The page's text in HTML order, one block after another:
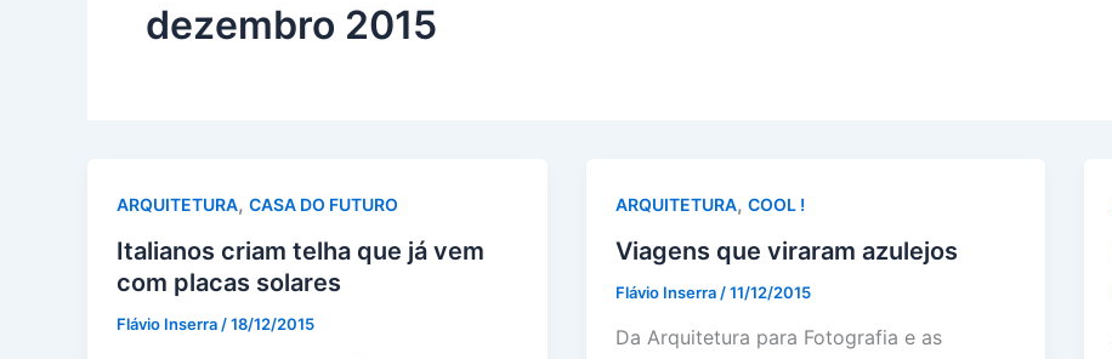
dezembro 2015
ARQUITETURA, CASA DO FUTURO
Italianos criam telha que já vem
com placas solares
Flávio Inserra /18/12/2015
ARQUITETURA, COOL !
Viagens que viraram azulejos
Flávio Inserra /11/12/2015
Da Arquitetura para Fotografia e as